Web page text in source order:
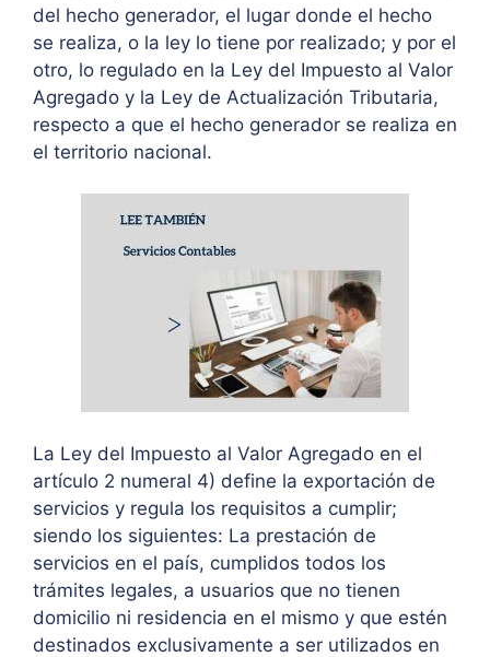
del hecho generador, el lugar donde el hecho
se realiza, o la ley lo tiene por realizado; y por el
otro, lo regulado en la Ley del Impuesto al Valor
Agregado y la Ley de Actualización Tributaria,
respecto a que el hecho generador se realiza en
el territorio nacional.
La Ley del Impuesto al Valor Agregado en el
artículo 2 numeral 4) define la exportación de
servicios y regula los requisitos a cumplir;
siendo los siguientes: La prestación de
servicios en el país, cumplidos todos los
trámites legales, a usuarios que no tienen
domicilio ni residencia en el mismo y que estén
destinados exclusivamente a ser utilizados en